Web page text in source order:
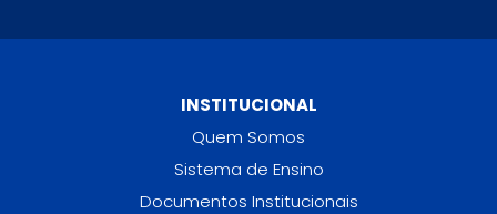
INSTITUCIONAL
Quem Somos
Sistema de Ensino
Documentos Institucionais